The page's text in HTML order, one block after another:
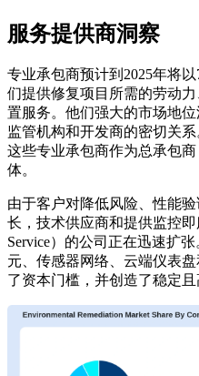
服务提供商洞察
专业承包商预计到2025年将
们提供修复项目所需的劳动
置服务。他们强大的市场地
监管机构和开发商的密切关
这些专业承包商作为总承包
体。
由于客户对降低风险、性能
长，技术供应商和提供监控即
Service）的公司正在迅速扩
元、传感器网络、云端仪表
了资本门槛，并创造了稳定且